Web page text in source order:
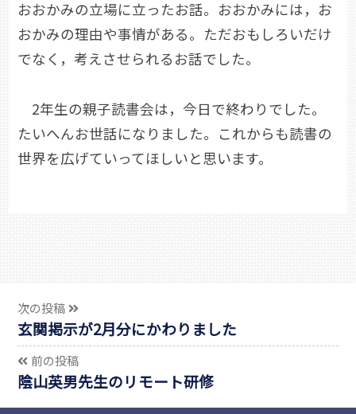
おおかみの立場に立ったお話。おおかみには，お
おかみの理由や事情がある。ただおもしろいだけ
でなく，考えさせられるお話でした。
2年生の親子読書会は，今日で終わりでした。
たいへんお世話になりました。これからも読書の
世界を広げていってほしいと思います。
次の投稿
玄関掲示が2月分にかわりました
前の投稿
陰山英男先生のリモート研修